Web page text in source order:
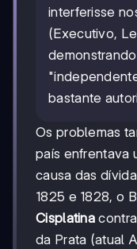
interferisse
(Executivo,
bastante
Os problemas
país enfrentava
causa das
1825 e 1828, o
Cisplatina
da Prata (atual